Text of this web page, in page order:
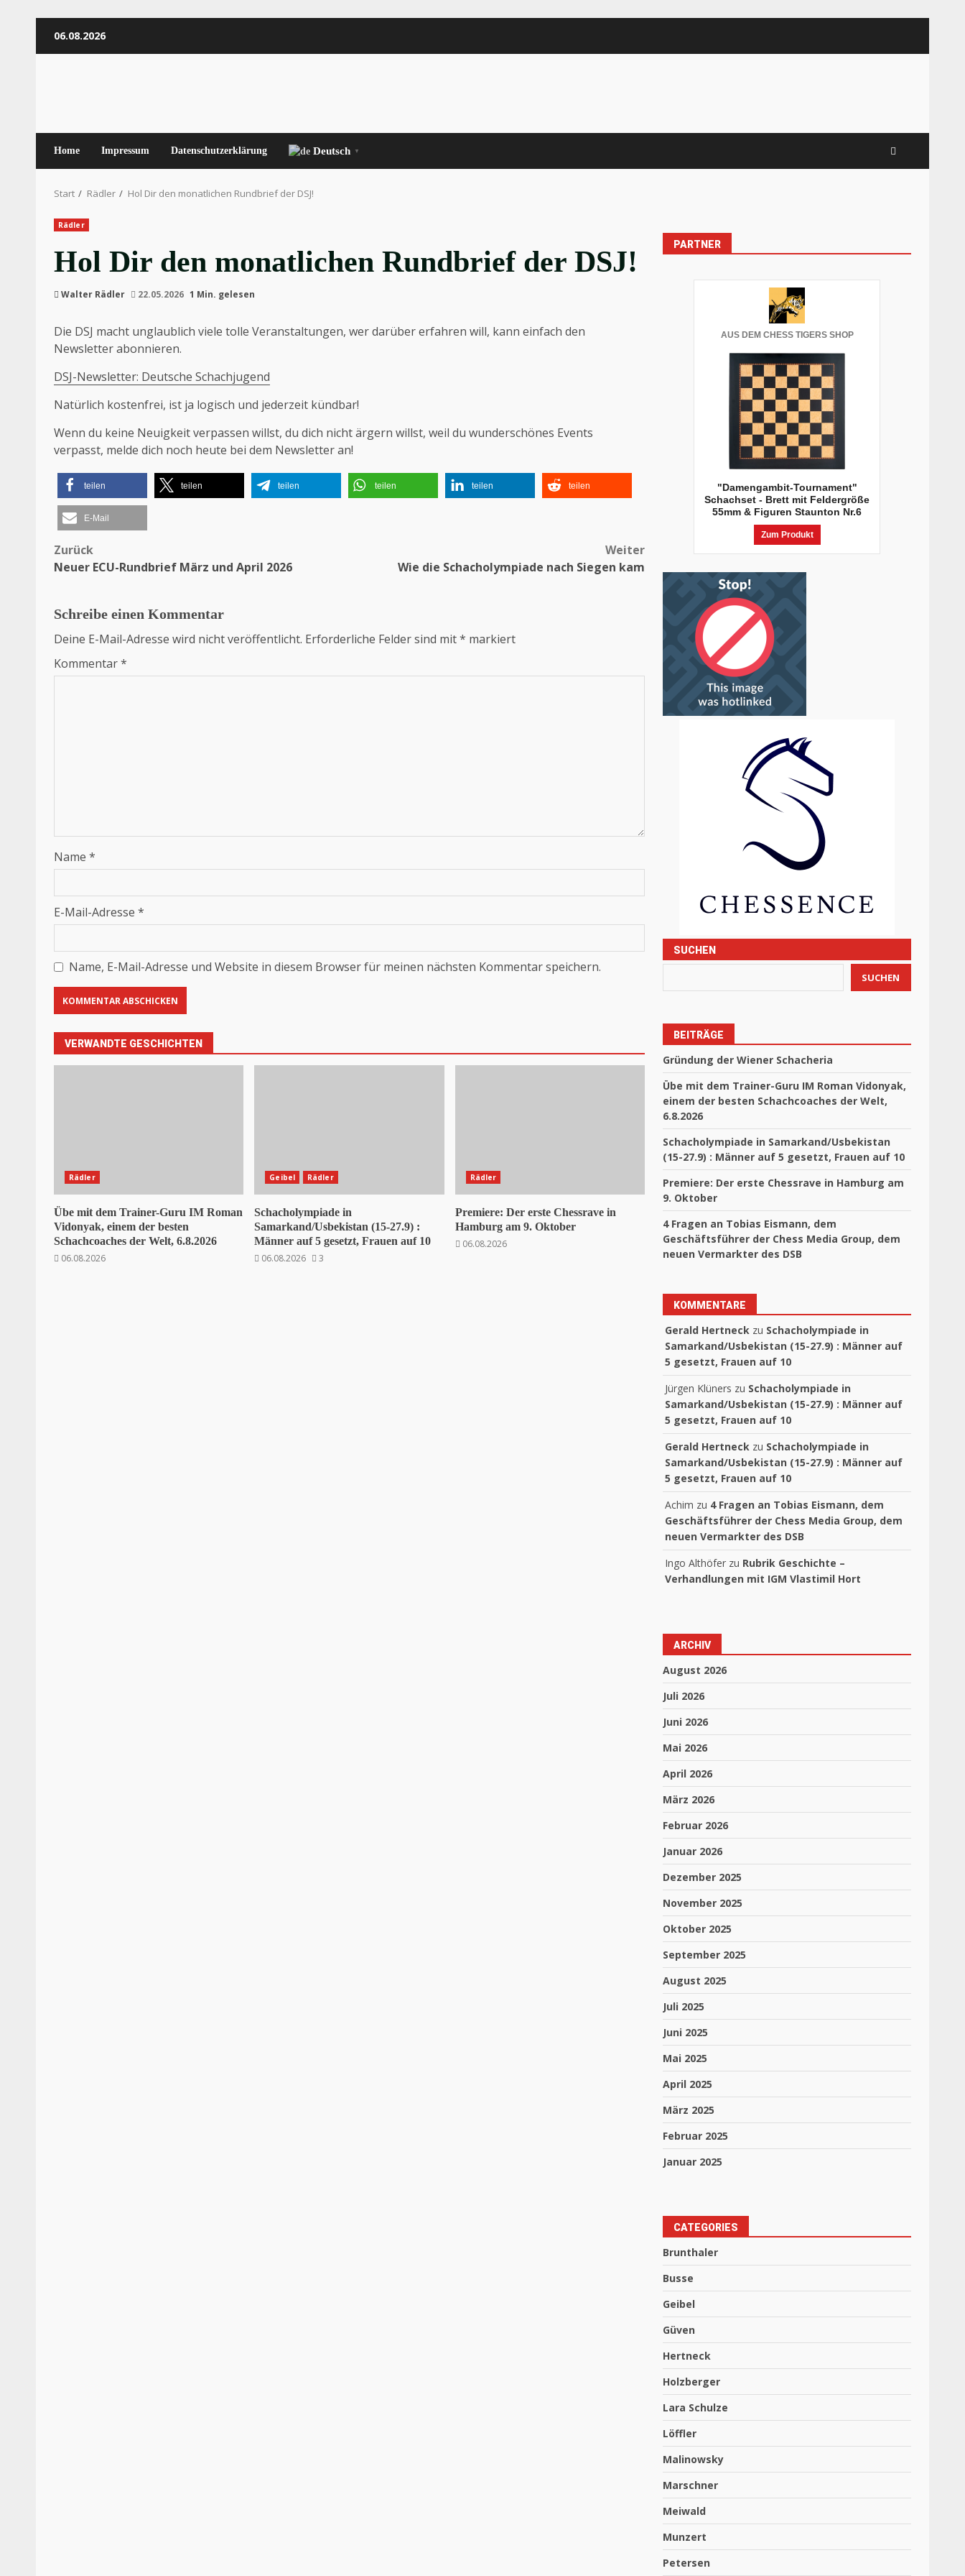
Inhalt06.08.2026
Home Impressum Datenschutzerklärung Deutsch ▼
Start Rädler Hol Dir den monatlichen Rundbrief der DSJ!
Rädler
Hol Dir den monatlichen Rundbrief der DSJ!
Walter Rädler 22.05.2026 1 Min. gelesen
Die DSJ macht unglaublich viele tolle Veranstaltungen, wer darüber erfahren will, kann einfach den
Newsletter abonnieren.
DSJ-Newsletter: Deutsche Schachjugend
Natürlich kostenfrei, ist ja logisch und jederzeit kündbar!
Wenn du keine Neuigkeit verpassen willst, du dich nicht ärgern willst, weil du wunderschönes Events
verpasst, melde dich noch heute bei dem Newsletter an!
teilen teilen teilen teilen teilen teilen
E-Mail
Beitragsnavigation
Zurück
Neuer ECU-Rundbrief März und April 2026
Weiter
Wie die Schacholympiade nach Siegen kam
Schreibe einen Kommentar
Deine E-Mail-Adresse wird nicht veröffentlicht. Erforderliche Felder sind mit* markiert
Kommentar*
Name *
E-Mail-Adresse *
Name, E-Mail-Adresse und Website in diesem Browser für meinen nächsten Kommentar speichern.
VERWANDTE GESCHICHTEN
Rädler
Übe mit dem Trainer-Guru IM Roman
Vidonyak, einem der besten
Schachcoaches der Welt, 6.8.2026
06.08.2026
Geibel Rädler
Schacholympiade in
Samarkand/Usbekistan (15-27.9) :
Männer auf 5 gesetzt, Frauen auf 10
06.08.2026
3
Rädler
Premiere: Der erste Chessrave in
Hamburg am 9. Oktober
06.08.2026
PARTNER
AUS DEM CHESS TIGERS SHOP
"Damengambit-Tournament"
Schachset - Brett mit Feldergröße
55mm & Figuren Staunton Nr.6
Zum Produkt
SUCHEN
SUCHEN
BEITRÄGE
Gründung der Wiener Schacheria
Übe mit dem Trainer-Guru IM Roman Vidonyak,
einem der besten Schachcoaches der Welt,
6.8.2026
Schacholympiade in Samarkand/Usbekistan
(15-27.9) : Männer auf 5 gesetzt, Frauen auf 10
Premiere: Der erste Chessrave in Hamburg am
9. Oktober
4 Fragen an Tobias Eismann, dem
Geschäftsführer der Chess Media Group, dem
neuen Vermarkter des DSB
KOMMENTARE
Gerald Hertneck zu Schacholympiade in
Samarkand/Usbekistan (15-27.9) : Männer auf
5 gesetzt, Frauen auf 10
Jürgen Klüners zu Schacholympiade in
Samarkand/Usbekistan (15-27.9) : Männer auf
5 gesetzt, Frauen auf 10
Gerald Hertneck zu Schacholympiade in
Samarkand/Usbekistan (15-27.9) : Männer auf
5 gesetzt, Frauen auf 10
Achim zu 4 Fragen an Tobias Eismann, dem
Geschäftsführer der Chess Media Group, dem
neuen Vermarkter des DSB
Ingo Althöfer zu Rubrik Geschichte –
Verhandlungen mit IGM Vlastimil Hort
ARCHIV
August 2026
Juli 2026
Juni 2026
Mai 2026
April 2026
März 2026
Februar 2026
Januar 2026
Dezember 2025
November 2025
Oktober 2025
September 2025
August 2025
Juli 2025
Juni 2025
Mai 2025
April 2025
März 2025
Februar 2025
Januar 2025
CATEGORIES
Brunthaler
Busse
Geibel
Güven
Hertneck
Holzberger
Lara Schulze
Löffler
Malinowsky
Marschner
Meiwald
Munzert
Petersen